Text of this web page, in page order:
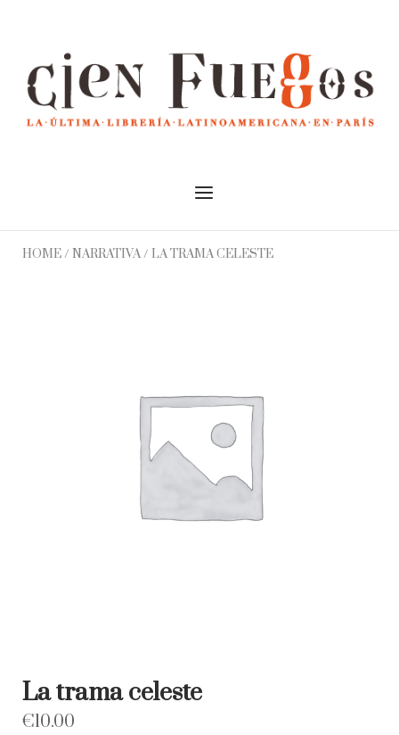
Menu
HOME/ NARRATIVA/ LA TRAMA CELESTE
La trama celeste
€10.00